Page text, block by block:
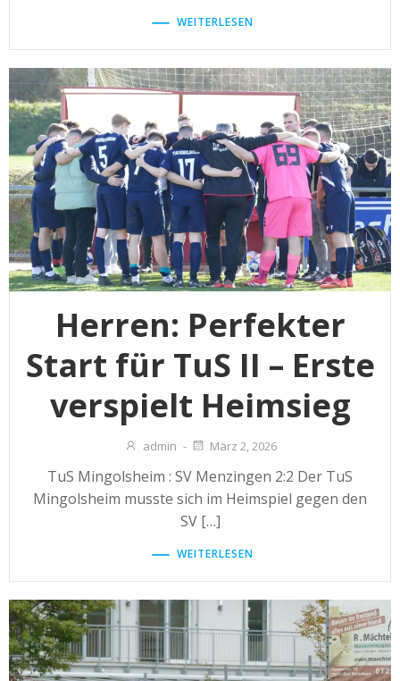
WEITERLESEN
Herren: Perfekter
Start für TuS II – Erste
verspielt Heimsieg
admin - März 2, 2026
TuS Mingolsheim : SV Menzingen 2:2 Der TuS
Mingolsheim musste sich im Heimspiel gegen den
SV […]
WEITERLESEN